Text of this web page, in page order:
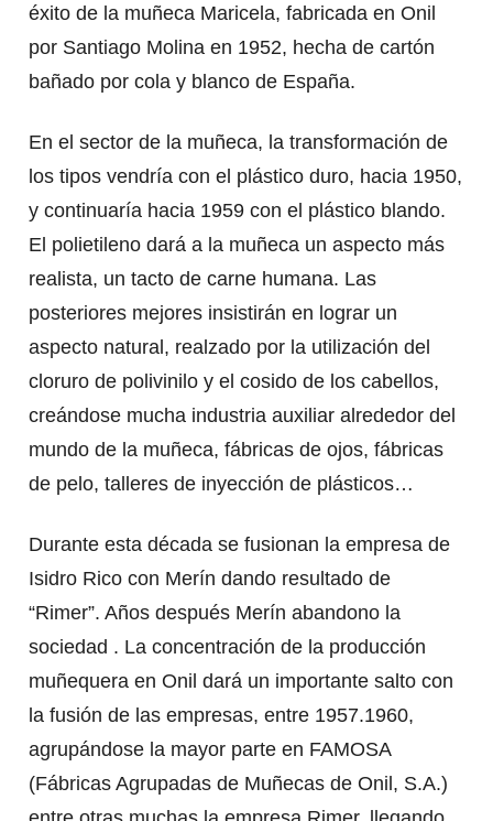
éxito de la muñeca Maricela, fabricada en Onil
por Santiago Molina en 1952, hecha de cartón
bañado por cola y blanco de España.
En el sector de la muñeca, la transformación de
los tipos vendría con el plástico duro, hacia 1950,
y continuaría hacia 1959 con el plástico blando.
El polietileno dará a la muñeca un aspecto más
realista, un tacto de carne humana. Las
posteriores mejores insistirán en lograr un
aspecto natural, realzado por la utilización del
cloruro de polivinilo y el cosido de los cabellos,
creándose mucha industria auxiliar alrededor del
mundo de la muñeca, fábricas de ojos, fábricas
de pelo, talleres de inyección de plásticos…
Durante esta década se fusionan la empresa de
Isidro Rico con Merín dando resultado de
“Rimer”. Años después Merín abandono la
sociedad . La concentración de la producción
muñequera en Onil dará un importante salto con
la fusión de las empresas, entre 1957.1960,
agrupándose la mayor parte en FAMOSA
(Fábricas Agrupadas de Muñecas de Onil, S.A.)